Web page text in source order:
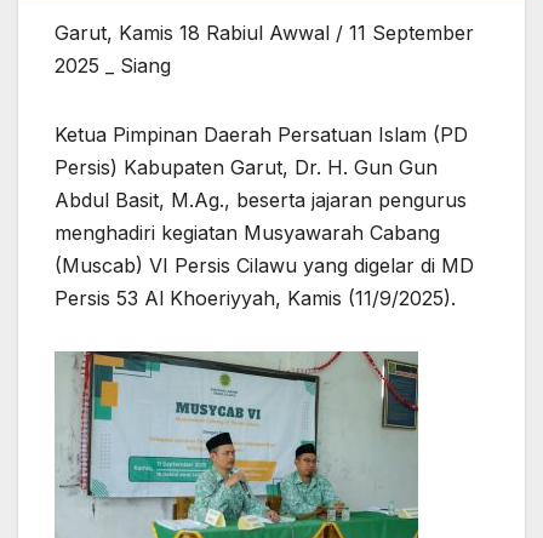
Garut, Kamis 18 Rabiul Awwal / 11 September
2025 _ Siang
Ketua Pimpinan Daerah Persatuan Islam (PD
Persis) Kabupaten Garut, Dr. H. Gun Gun
Abdul Basit, M.Ag., beserta jajaran pengurus
menghadiri kegiatan Musyawarah Cabang
(Muscab) VI Persis Cilawu yang digelar di MD
Persis 53 Al Khoeriyyah, Kamis (11/9/2025).